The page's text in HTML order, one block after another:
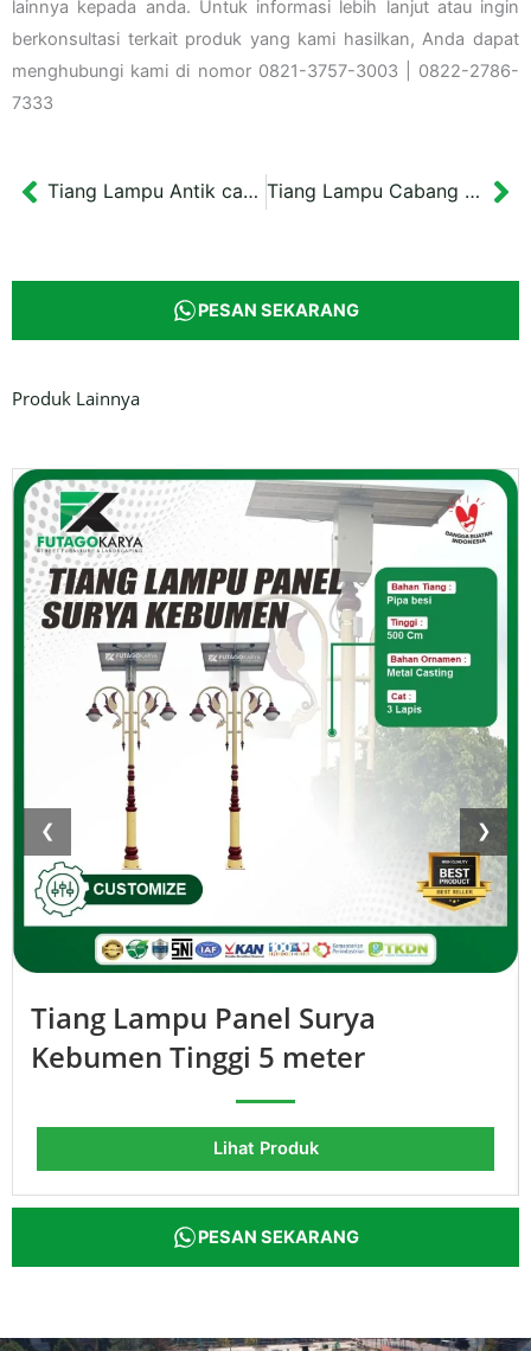
lainnya kepada anda. Untuk informasi lebih lanjut atau ingin
berkonsultasi terkait produk yang kami hasilkan, Anda dapat
menghubungi kami di nomor 0821-3757-3003 | 0822-2786-
7333
Prev Tiang Lampu Antik cabang Tunggal Tiang Lampu Cabang Tiga Pasuruan
PESAN SEKARANG
Produk Lainnya
❮ ❯
Tiang Lampu Panel Surya
Kebumen Tinggi 5 meter
Lihat Produk
PESAN SEKARANG